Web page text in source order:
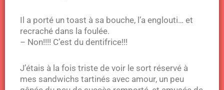
Il a porté un toast à sa bouche, l’a englouti… et
recraché dans la foulée.
– Non!!!! C’est du dentifrice!!!
J’étais à la fois triste de voir le sort réservé à
mes sandwichs tartinés avec amour, un peu